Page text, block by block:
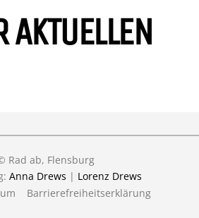
AKTUELLEN
Rad ab, Flensburg
Anna Drews | Lorenz Drews
Barrierefreiheitserklärung